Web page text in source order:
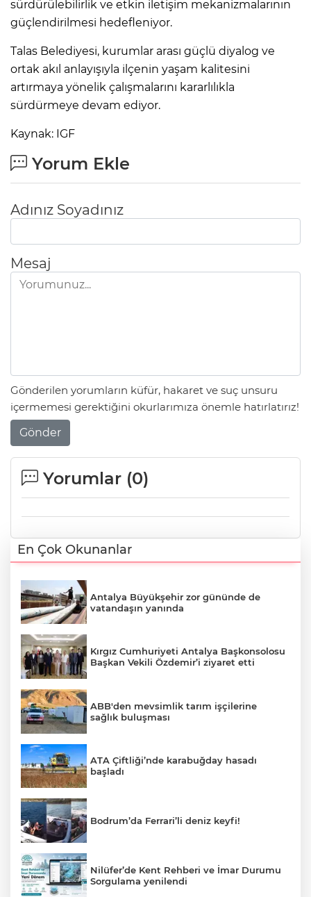
sürdürülebilirlik ve etkin iletişim mekanizmalarının
güçlendirilmesi hedefleniyor.
Talas Belediyesi, kurumlar arası güçlü diyalog ve
ortak akıl anlayışıyla ilçenin yaşam kalitesini
artırmaya yönelik çalışmalarını kararlılıkla
sürdürmeye devam ediyor.
Kaynak: IGF
Yorum Ekle
Adınız Soyadınız
Mesaj
Gönderilen yorumların küfür, hakaret ve suç unsuru
içermemesi gerektiğini okurlarımıza önemle hatırlatırız!
Gönder
Yorumlar (0)
En Çok Okunanlar
Antalya Büyükşehir zor gününde de
vatandaşın yanında
Kırgız Cumhuriyeti Antalya Başkonsolosu
Başkan Vekili Özdemir’i ziyaret etti
ABB'den mevsimlik tarım işçilerine
sağlık buluşması
ATA Çiftliği’nde karabuğday hasadı
başladı
Bodrum’da Ferrari’li deniz keyfi!
Nilüfer’de Kent Rehberi ve İmar Durumu
Sorgulama yenilendi